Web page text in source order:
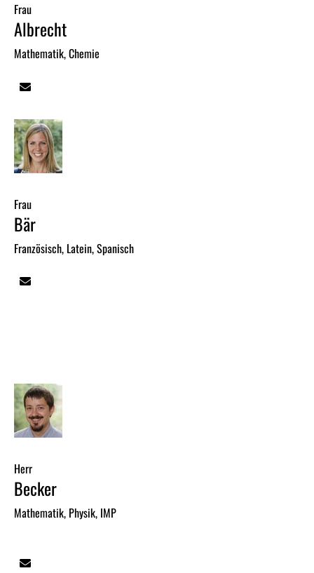
Frau
Albrecht
Mathematik, Chemie
Frau
Bär
Französisch, Latein, Spanisch
Herr
Becker
Mathematik, Physik, IMP